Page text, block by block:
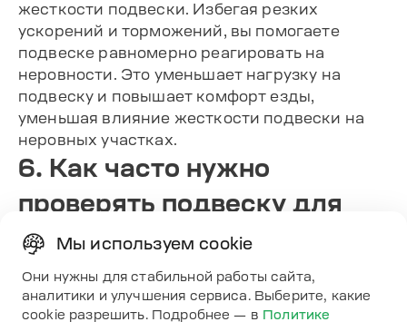
Мы используем cookie
Они нужны для стабильной работы сайта,
аналитики и улучшения сервиса. Выберите, какие
cookie разрешить. Подробнее — в Политике
жесткости подвески. Избегая резких
ускорений и торможений, вы помогаете
подвеске равномерно реагировать на
неровности. Это уменьшает нагрузку на
подвеску и повышает комфорт езды,
уменьшая влияние жесткости подвески на
неровных участках.
6. Как часто нужно
проверять подвеску для
поддержания комфорта?
состояние амортизаторов, пружин, шин и
дисков. Техническое обслуживание помогает